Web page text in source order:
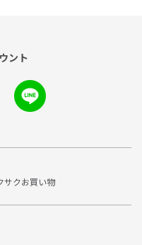
ント
サクお買い物